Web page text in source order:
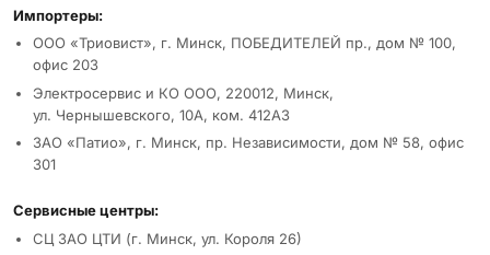
Реквизиты и условия
Импортеры:
ООО «Триовист», г. Минск, ПОБЕДИТЕЛЕЙ пр., дом № 100,
офис 203
Электросервис и КО ООО, 220012, Минск,
ул. Чернышевского, 10А, ком. 412А3
ЗАО «Патио», г. Минск, пр. Независимости, дом № 58, офис
301
Сервисные центры:
СЦ ЗАО ЦТИ (г. Минск, ул. Короля 26)